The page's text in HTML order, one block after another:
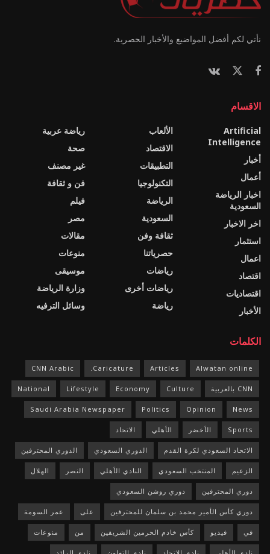
نأتي لكم أفضل المواضيع والأخبار الحصرية.
الاقسام
Artificial
Intelligence
أخبار
أعمال
اخبار الرياضة
السعودية
اخر الاخبار
استثمار
اعمال
اقتصاد
اقتصاديات
الأخبار
الألعاب
الاقتصاد
التطبيقات
التكنولوجيا
الرياضة
السعودية
ثقافة وفن
حصرياتنا
رياضات
رياضات أخرى
رياضة
رياضة عربية
صحة
غير مصنف
فن و ثقافة
فيلم
مصر
مقالات
منوعات
موسيقى
وزارة الرياضة
وسائل الترفيه
الكلمات
Alwatan online
Articles
Caricature.
CNN Arabic
CNN بالعربية Culture
Economy
Lifestyle
National
News
Opinion
Politics
Saudi Arabia Newspaper
Sports الأخضر الأهلي الاتحاد
الاتحاد السعودي لكرة القدم الدوري السعودي الدوري المحترفين
الزعيم المنتخب السعودي النادي الأهلي النصر الهلال
دوري المحترفين دوري روشن السعودي
دوري كأس الأمير محمد بن سلمان للمحترفين على عمر السومة
في فيديو كأس خادم الحرمين الشريفين من منوعات